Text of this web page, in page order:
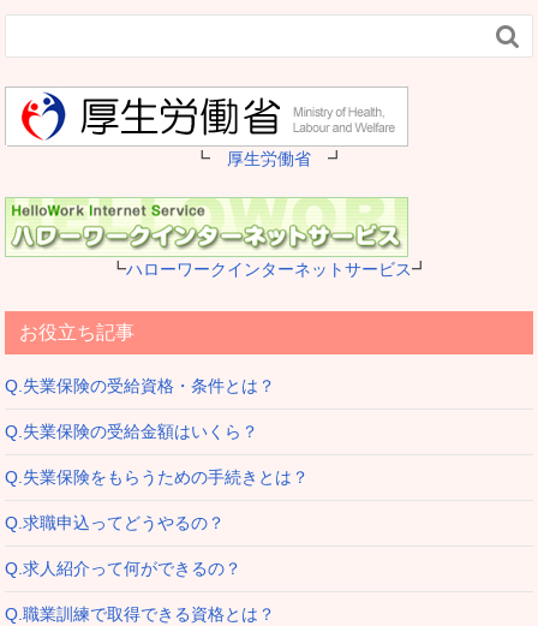

┗ 厚生労働省 ┛
┗ハローワークインターネットサービス┛
お役立ち記事
Q.失業保険の受給資格・条件とは？
Q.失業保険の受給金額はいくら？
Q.失業保険をもらうための手続きとは？
Q.求職申込ってどうやるの？
Q.求人紹介って何ができるの？
Q.職業訓練で取得できる資格とは？